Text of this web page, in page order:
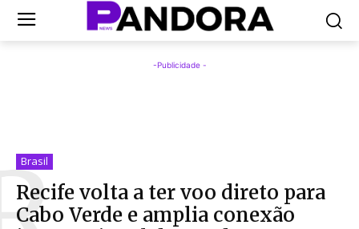
-Publicidade -
Brasil
Recife volta a ter voo direto para
Cabo Verde e amplia conexão